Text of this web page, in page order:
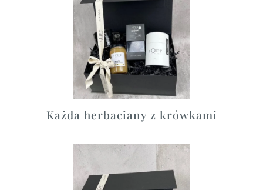
Każda herbaciany z krówkami